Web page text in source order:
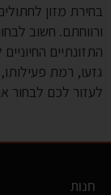
בחירת מזון
ורווחתם. חשוב
התזונתיים
גזעו, רמת
לעזור לכם לבחור
חנות